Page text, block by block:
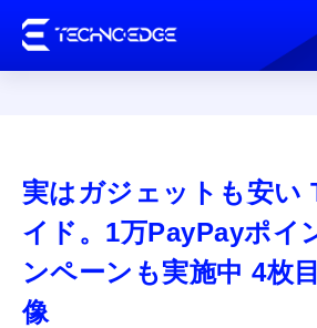
AI
ガジェット
実はガジェットも安い
イド。1万PayPayポイ
ンペーンも実施中 4枚
像